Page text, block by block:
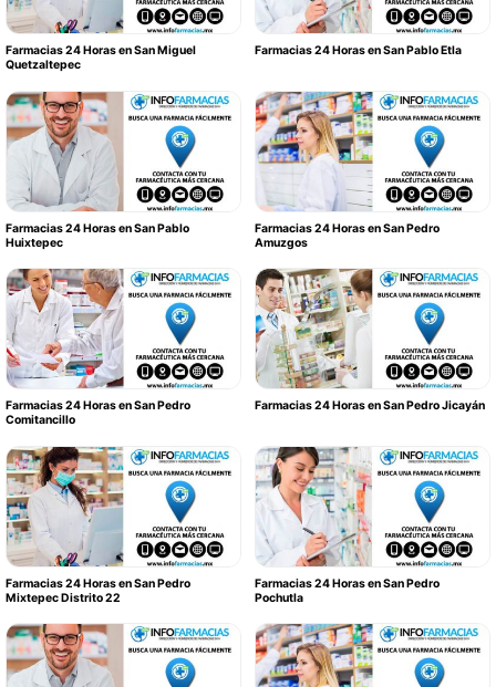
Farmacias 24 Horas en San Miguel
Quetzaltepec
Farmacias 24 Horas en San Pablo Etla
Farmacias 24 Horas en San Pablo
Huixtepec
Farmacias 24 Horas en San Pedro
Amuzgos
Farmacias 24 Horas en San Pedro
Comitancillo
Farmacias 24 Horas en San Pedro Jicayán
Farmacias 24 Horas en San Pedro
Mixtepec Distrito 22
Farmacias 24 Horas en San Pedro
Pochutla